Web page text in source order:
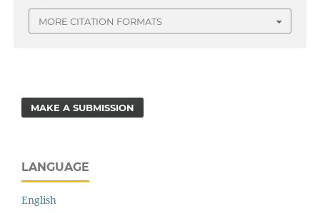
MORE CITATION FORMATS
MAKE A SUBMISSION
LANGUAGE
English